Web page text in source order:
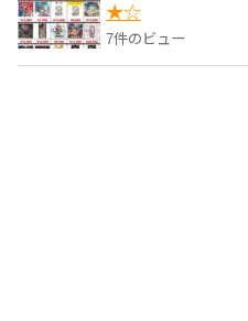
★☆
7件のビュー